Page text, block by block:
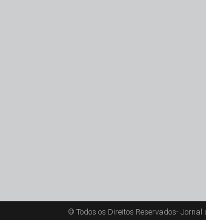
© Todos os Direitos Reservados- Jornal